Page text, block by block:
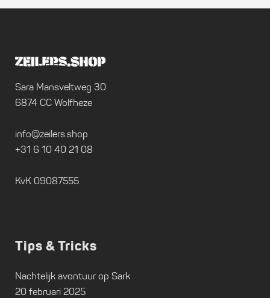
Sara Mansveltweg 30
6874 CC Wolfheze
info@zeilers.shop
+31 6 10 40 21 08
KvK 09087555
Tips & Tricks
Nachtelijk avontuur op Sark
20 februari 2025